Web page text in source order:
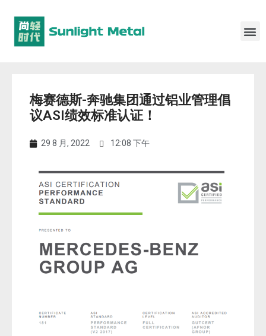
梅赛德斯-奔驰集团通过铝业管理倡
议ASI绩效标准认证！
29 8 月, 2022 12:08 下午